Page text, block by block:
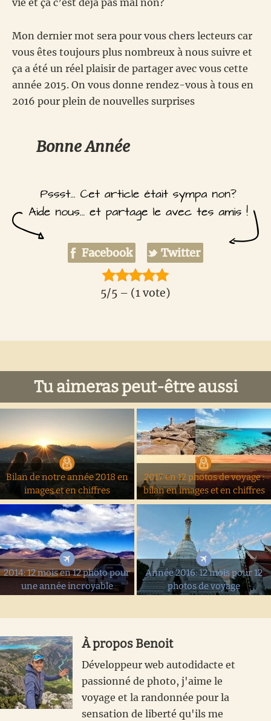
vie et ça c’est déjà pas mal non?
Mon dernier mot sera pour vous chers lecteurs car
vous êtes toujours plus nombreux à nous suivre et
ça a été un réel plaisir de partager avec vous cette
année 2015. On vous donne rendez-vous à tous en
2016 pour plein de nouvelles surprises
Bonne Année
Facebook Twitter
5/5 – (1 vote)
Tu aimeras peut-être aussi
Bilan de notre année 2018 en
images et en chiffres
2017 en 12 photos de voyage :
bilan en images et en chiffres
2014: 12 mois en 12 photo pour
une année incroyable
Année 2016: 12 mois pour 12
photos de voyage
À propos Benoit
Développeur web autodidacte et
passionné de photo, j'aime le
voyage et la randonnée pour la
sensation de liberté qu'ils me